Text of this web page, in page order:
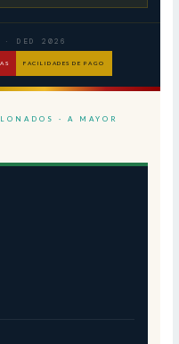
· DED 2026
FACILIDADES DE PAGO
· A MAYOR